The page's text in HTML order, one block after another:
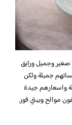
مقهى السماء – THE SKY COFE صغير وجميل ورايق
جميلة ولكن
واسعارهم جيدة
موالح وبيتي فور.